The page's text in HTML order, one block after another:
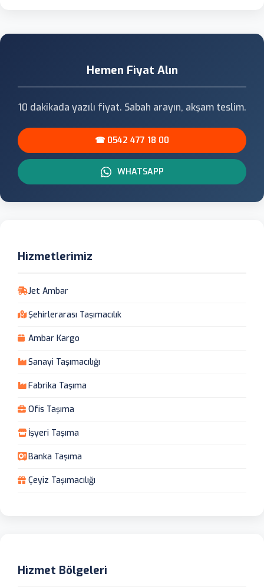
Hemen Fiyat Alın
10 dakikada yazılı fiyat. Sabah arayın, akşam teslim.
☎ 0542 477 18 00
WHATSAPP
Hizmetlerimiz
Jet Ambar
Şehirlerarası Taşımacılık
Ambar Kargo
Sanayi Taşımacılığı
Fabrika Taşıma
Ofis Taşıma
İşyeri Taşıma
Banka Taşıma
Çeyiz Taşımacılığı
Hizmet Bölgeleri